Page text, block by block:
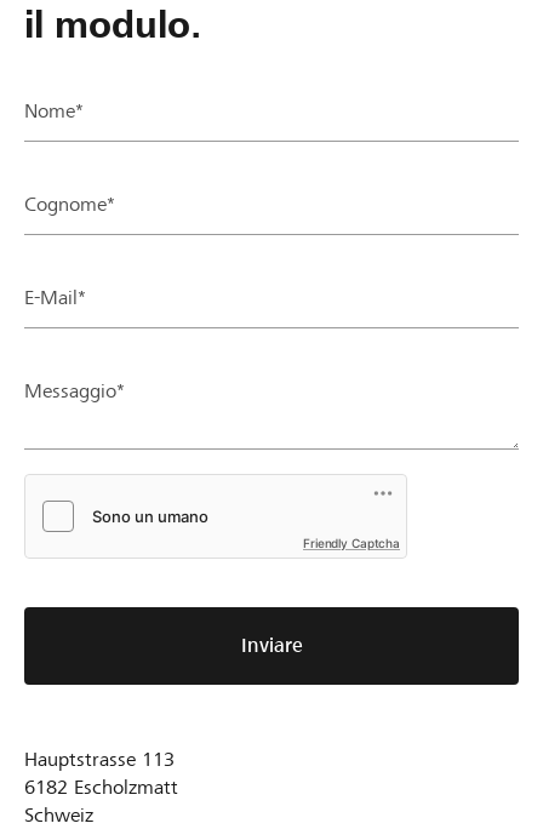
il modulo.
Nome*
Cognome*
E-Mail*
Messaggio*
Friendly Captcha
Inviare
Hauptstrasse 113
6182 Escholzmatt
Schweiz